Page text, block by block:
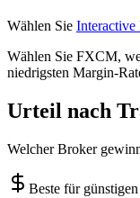
Wählen Sie Interactive
Wählen Sie FXCM,
niedrigsten Margin-
Urteil nach
Welcher Broker
Beste für